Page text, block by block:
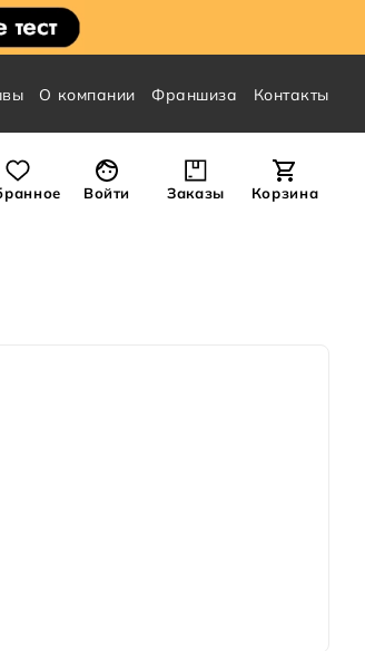
О компании Франшиза Контакты
Войти Заказы Корзина